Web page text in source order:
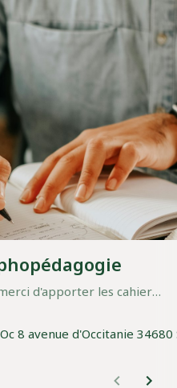
d'apporter les cahiers,
écrites reflétant les
stylos et crayons utilisés.
8 avenue d'Occitanie